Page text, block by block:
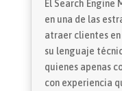
El Search Engine
en una de las
atraer clientes
su lenguaje
quienes apenas
con experiencia